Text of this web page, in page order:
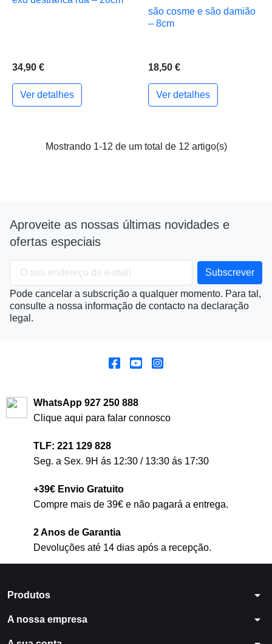
34,90 €
Ver detalhes
são cosme e são damião
– 8cm
18,50 €
Ver detalhes
Mostrando 1-12 de um total de 12 artigo(s)
Aproveite as nossas últimas novidades e
ofertas especiais
Pode cancelar a subscrição a qualquer momento. Para tal,
consulte a nossa informação de contacto na declaração
legal.
WhatsApp 927 250 888
Clique aqui para falar connosco
TLF: 221 129 828
Seg. a Sex. 9H ás 12:30 / 13:30 ás 17:30
+39€ Envio Gratuito
Compre mais de 39€ e não pagará a entrega.
2 Anos de Garantia
Devoluções até 14 dias após a recepção.
Produtos arrow_drop_down
A nossa empresa arrow_drop_down